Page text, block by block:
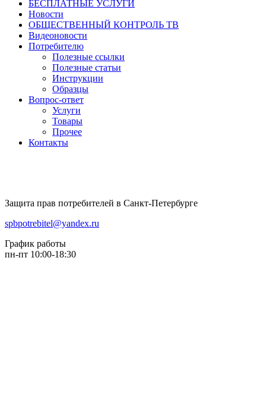
БЕСПЛАТНЫЕ УСЛУГИ
Новости
ОБЩЕСТВЕННЫЙ КОНТРОЛЬ ТВ
Видеоновости
Потребителю
Полезные ссылки
Полезные статьи
Инструкции
Образцы
Вопрос-ответ
Услуги
Товары
Прочее
Контакты
Защита прав потребителей в Санкт-Петербурге
spbpotrebitel@yandex.ru
График работы
пн-пт 10:00-18:30